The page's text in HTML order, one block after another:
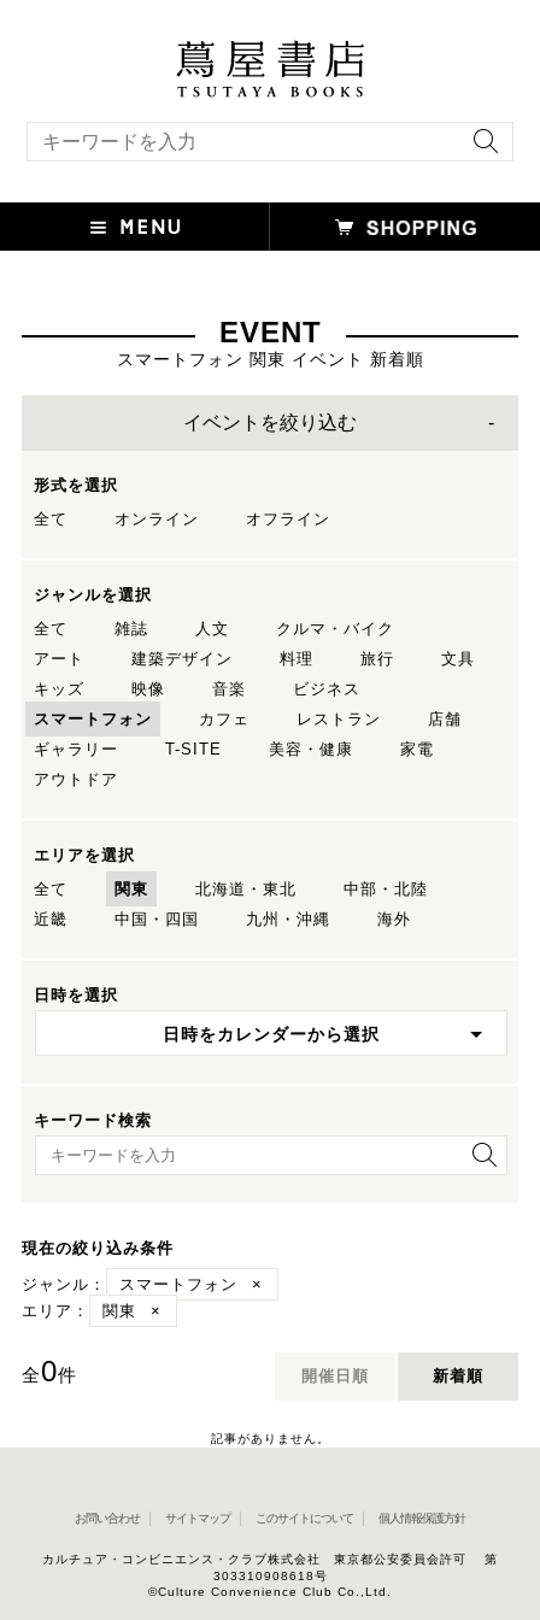
EVENT
スマートフォン 関東 イベント 新着順
イベントを絞り込む
形式を選択
全て
オンライン オフライン
ジャンルを選択
全て
雑誌 人文
クルマ・バイク
アート
建築デザイン 料理 旅行
文具
キッズ
映像 音楽
ビジネス
スマートフォン
カフェ レストラン
店舗
ギャラリー
T-SITE 美容・健康
家電
アウトドア
エリアを選択
全て
関東 北海道・東北
中部・北陸
近畿
中国・四国 九州・沖縄 海外
日時を選択
日時をカレンダーから選択
キーワード検索
キーワード検索
現在の絞り込み条件
ジャンル：
スマートフォン
×
エリア：
関東 ×
全0件 開催日順 新着順
記事がありません。
お問い合わせ サイトマップ このサイトについて 個人情報保護方針
カルチュア・コンビニエンス・クラブ株式会社 東京都公安委員会許可 第
303310908618号
©Culture Convenience Club Co.,Ltd.